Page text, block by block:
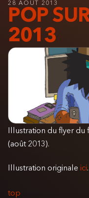
28 AOÛT 2013
POP
2013
Illustration du flyer du
(août 2013).
Illustration originale ici.
top